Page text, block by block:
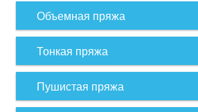
Объемная пряжа
Тонкая пряжа
Пушистая пряжа